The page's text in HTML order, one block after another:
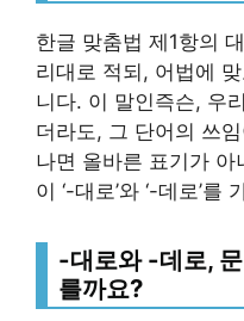
한글 맞춤법 제1항의
리대로 적되, 어법에
니다. 이 말인즉슨, 우
더라도, 그 단어의 쓰
나면 올바른 표기가
이 ‘-대로’와 ‘-데로’를
-대로와 -데로,
를까요?